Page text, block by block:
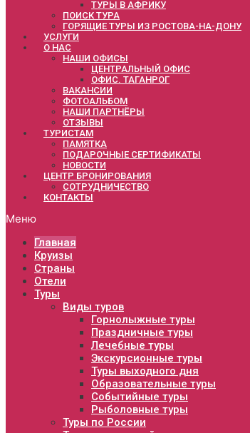
ТУРЫ В АФРИКУ
ПОИСК ТУРА
ГОРЯЩИЕ ТУРЫ ИЗ РОСТОВА-НА-ДОНУ
УСЛУГИ
О НАС
НАШИ ОФИСЫ
ЦЕНТРАЛЬНЫЙ ОФИС
ОФИС. ТАГАНРОГ
ВАКАНСИИ
ФОТОАЛЬБОМ
НАШИ ПАРТНЁРЫ
ОТЗЫВЫ
ТУРИСТАМ
ПАМЯТКА
ПОДАРОЧНЫЕ СЕРТИФИКАТЫ
НОВОСТИ
ЦЕНТР БРОНИРОВАНИЯ
СОТРУДНИЧЕСТВО
КОНТАКТЫ
Меню
Главная
Круизы
Страны
Отели
Туры
Виды туров
Горнолыжные туры
Праздничные туры
Лечебные туры
Экскурсионные туры
Туры выходного дня
Образовательные туры
Событийные туры
Рыболовные туры
Туры по России